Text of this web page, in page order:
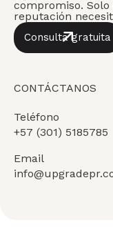
compromiso.
reputación
Consulta gratuita
CONTÁCTANOS
Teléfono
+57 (301) 5185785
Email